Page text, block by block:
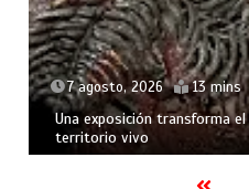
7 agosto, 2026 13 mins
Una exposición transforma
territorio vivo